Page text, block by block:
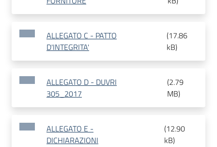
ALLEGATO C - PATTO
D'INTEGRITA'
(17.86
kB)
ALLEGATO D - DUVRI
305_2017
(2.79
MB)
ALLEGATO E -
DICHIARAZIONI
(12.90
kB)